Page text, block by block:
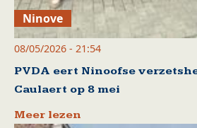
Ninove
08/05/2026 - 21:54
PVDA eert Ninoofse
Caulaert op 8 mei
Meer lezen